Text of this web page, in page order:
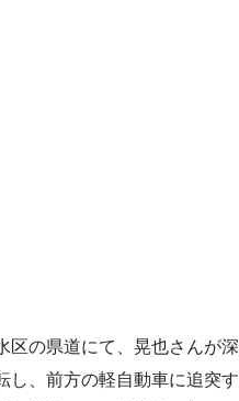
区の県道にて、晃也さんが深
し、前方の軽自動車に追突す